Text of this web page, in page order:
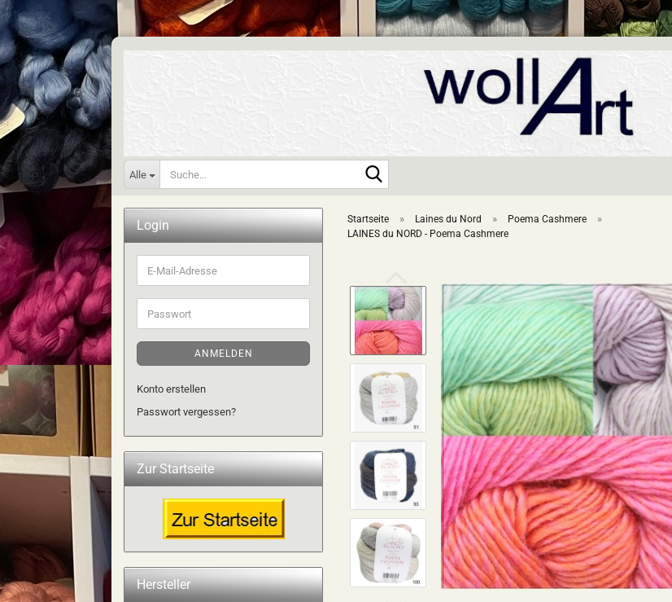
Alle
Startseite » Laines du Nord » Poema Cashmere »
LAINES du NORD - Poema Cashmere
Login
E-
Mail-
Adresse
Passwort
ANMELDEN
Konto erstellen
Passwort vergessen?
Zur Startseite
Hersteller